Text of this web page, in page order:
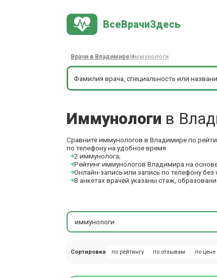
ВсеВрачиЗдесь
Врачи в Владимире Иммунологи
Иммунологи в
Сравните иммунологов в Владимире по
по телефону на удобное время.
2 иммунолога;
Рейтинг иммунологов Владимира на
Онлайн-запись или запись по телефону без
В анкетах врачей указаны стаж,
иммунологи
Сортировка по рейтингу по отзывам по цене